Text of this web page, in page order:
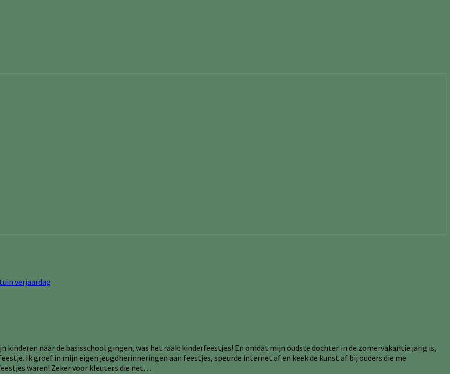
naar de basisschool gingen, was het raak: kinderfeestjes! En omdat mijn oudste dochter in de zomervakantie jarig is,
Ik groef in mijn eigen jeugdherinneringen aan feestjes, speurde internet af en keek de kunst af bij ouders die me
waren! Zeker voor kleuters die net…